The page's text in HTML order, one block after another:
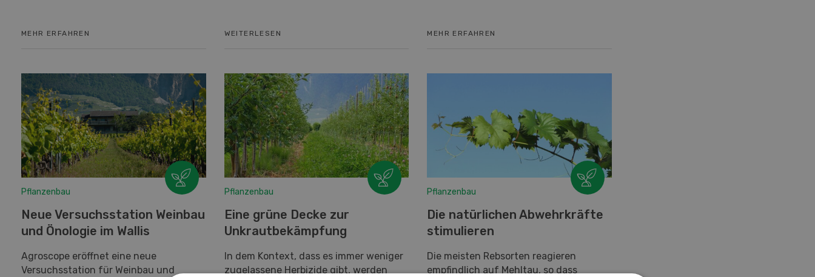
MEHR ERFAHREN WEITERLESEN MEHR ERFAHREN
Pflanzenbau
Neue Versuchsstation Weinbau
und Önologie im Wallis
Agroscope eröffnet eine neue
Versuchsstation für Weinbau und
Pflanzenbau
Eine grüne Decke zur
Unkrautbekämpfung
In dem Kontext, dass es immer weniger
zugelassene Herbizide gibt, werden
Pflanzenbau
Die natürlichen Abwehrkräfte
stimulieren
Die meisten Rebsorten reagieren
empfindlich auf Mehltau, so dass